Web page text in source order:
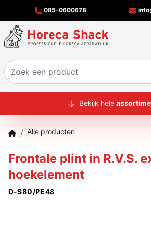
085-0600678
HOME
MERKEN
OFFERTECHECKER
Bekijk hele
/ Alle producten
Frontale plint in R.V.S.
hoekelement
D-S80/PE48